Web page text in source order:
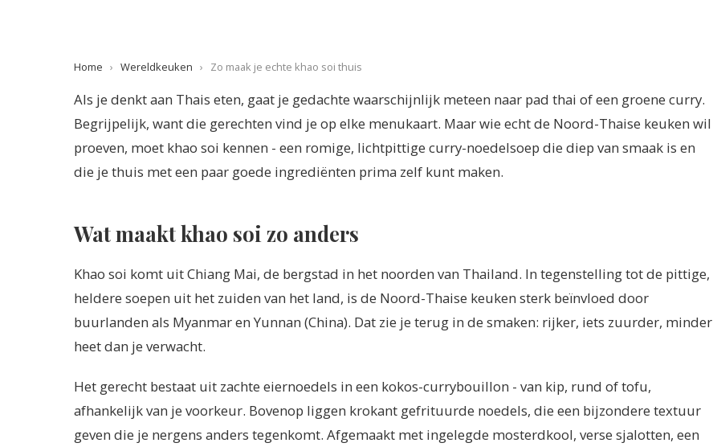
Home › Wereldkeuken › Zo maak je echte khao soi thuis
Als je denkt aan Thais eten, gaat je gedachte waarschijnlijk meteen naar pad thai of een groene curry.
Begrijpelijk, want die gerechten vind je op elke menukaart. Maar wie echt de Noord-Thaise keuken wil
proeven, moet khao soi kennen - een romige, lichtpittige curry-noedelsoep die diep van smaak is en
die je thuis met een paar goede ingrediënten prima zelf kunt maken.
Wat maakt khao soi zo anders
Khao soi komt uit Chiang Mai, de bergstad in het noorden van Thailand. In tegenstelling tot de pittige,
heldere soepen uit het zuiden van het land, is de Noord-Thaise keuken sterk beïnvloed door
buurlanden als Myanmar en Yunnan (China). Dat zie je terug in de smaken: rijker, iets zuurder, minder
heet dan je verwacht.
Het gerecht bestaat uit zachte eiernoedels in een kokos-currybouillon - van kip, rund of tofu,
afhankelijk van je voorkeur. Bovenop liggen krokant gefrituurde noedels, die een bijzondere textuur
geven die je nergens anders tegenkomt. Afgemaakt met ingelegde mosterdkool, verse sjalotten, een